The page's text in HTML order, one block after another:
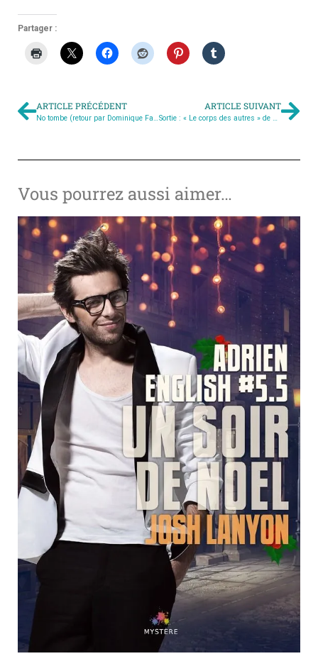
Partager :
ARTICLE PRÉCÉDENT
No tombe (retour par Dominique Faure)
ARTICLE SUIVANT
Sortie : « Le corps des autres » de Constantin Prieur
Vous pourrez aussi aimer…